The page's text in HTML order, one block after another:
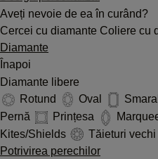
Aveți nevoie de ea în curând?
Cercei cu diamante Coliere cu
Diamante
Înapoi
Diamante libere
Rotund
Oval
Pernă
Prințesa
Kites/Shields
Tăieturi vechi
Potrivirea perechilor